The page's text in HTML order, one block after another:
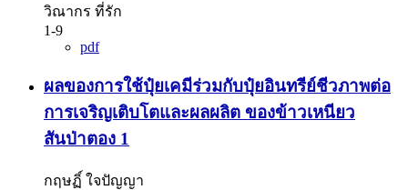
วิณากร ที่รัก
1-9
pdf
ผลของการใช้ปุ๋ยเคมีร่วมกับปุ๋ยอินทรีย์ชีวภาพต่อ
การเจริญเติบโตและผลผลิต ของข้าวเหนียว
สันป่าตอง 1
กฤษฏิ์ ใจปัญญา